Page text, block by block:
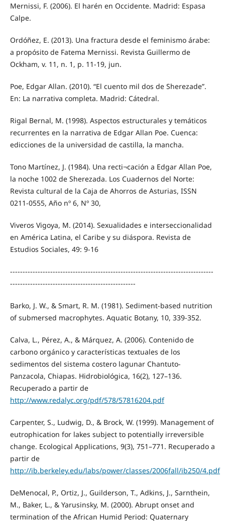
Mernissi, F. (2006). El harén en Occidente. Madrid: Espasa
Calpe.
Ordóñez, E. (2013). Una fractura desde el feminismo árabe:
a propósito de Fatema Mernissi. Revista Guillermo de
Ockham, v. 11, n. 1, p. 11-19, jun.
Poe, Edgar Allan. (2010). “El cuento mil dos de Sherezade”.
En: La narrativa completa. Madrid: Cátedral.
Rigal Bernal, M. (1998). Aspectos estructurales y temáticos
recurrentes en la narrativa de Edgar Allan Poe. Cuenca:
edicciones de la universidad de castilla, la mancha.
Tono Martínez, J. (1984). Una recti¬cación a Edgar Allan Poe,
la noche 1002 de Sherezada. Los Cuadernos del Norte:
Revista cultural de la Caja de Ahorros de Asturias, ISSN
0211-0555, Año nº 6, Nº 30,
Viveros Vigoya, M. (2014). Sexualidades e interseccionalidad
en América Latina, el Caribe y su diáspora. Revista de
Estudios Sociales, 49: 9-16
---------------------------------------------------------------------------------
--------------------------------------------------
Barko, J. W., & Smart, R. M. (1981). Sediment-based nutrition
of submersed macrophytes. Aquatic Botany, 10, 339-352.
Calva, L., Pérez, A., & Márquez, A. (2006). Contenido de
carbono orgánico y características textuales de los
sedimentos del sistema costero lagunar Chantuto-
Panzacola, Chiapas. Hidrobiológica, 16(2), 127–136.
Recuperado a partir de
http://www.redalyc.org/pdf/578/57816204.pdf
Carpenter, S., Ludwig, D., & Brock, W. (1999). Management of
eutrophication for lakes subject to potentially irreversible
change. Ecological Applications, 9(3), 751–771. Recuperado a
partir de
http://ib.berkeley.edu/labs/power/classes/2006fall/ib250/4.pdf
DeMenocal, P., Ortiz, J., Guilderson, T., Adkins, J., Sarnthein,
M., Baker, L., & Yarusinsky, M. (2000). Abrupt onset and
termination of the African Humid Period: Quaternary